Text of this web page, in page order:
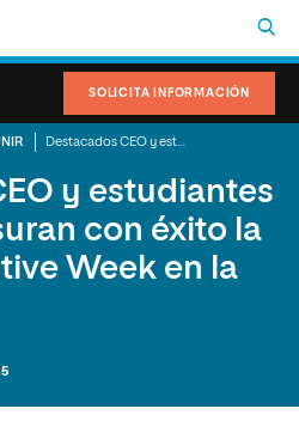
SOLICITA INFORMACIÓN
y estudiantes
con éxito la
Week en la